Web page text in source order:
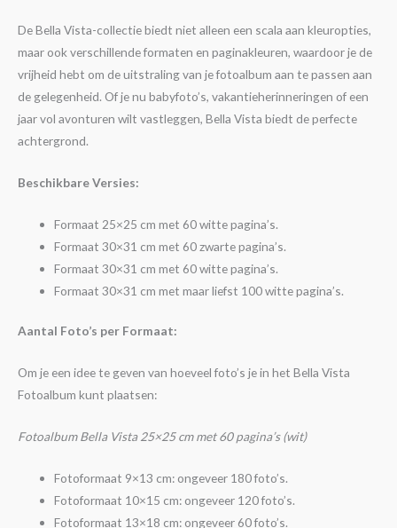
De Bella Vista-collectie biedt niet alleen een scala aan kleuropties,
maar ook verschillende formaten en paginakleuren, waardoor je de
vrijheid hebt om de uitstraling van je fotoalbum aan te passen aan
de gelegenheid. Of je nu babyfoto’s, vakantieherinneringen of een
jaar vol avonturen wilt vastleggen, Bella Vista biedt de perfecte
achtergrond.
Beschikbare Versies:
Formaat 25×25 cm met 60 witte pagina’s.
Formaat 30×31 cm met 60 zwarte pagina’s.
Formaat 30×31 cm met 60 witte pagina’s.
Formaat 30×31 cm met maar liefst 100 witte pagina’s.
Aantal Foto’s per Formaat:
Om je een idee te geven van hoeveel foto’s je in het Bella Vista
Fotoalbum kunt plaatsen:
Fotoalbum Bella Vista 25×25 cm met 60 pagina’s (wit)
Fotoformaat 9×13 cm: ongeveer 180 foto’s.
Fotoformaat 10×15 cm: ongeveer 120 foto’s.
Fotoformaat 13×18 cm: ongeveer 60 foto’s.